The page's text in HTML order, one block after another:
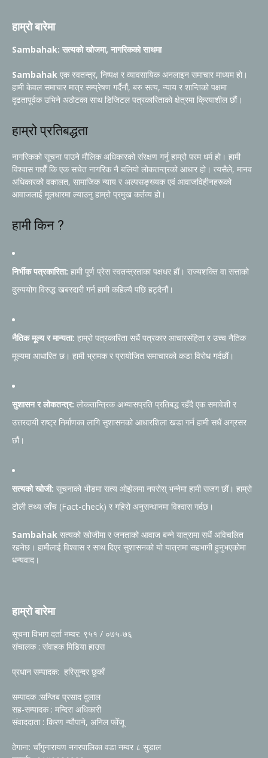
हाम्रो बारेमा
Sambahak: सत्यको खोजमा, नागरिकको साथमा
Sambahak एक स्वतन्त्र, निष्पक्ष र व्यावसायिक अनलाइन समाचार माध्यम हो।
हामी केवल समाचार मात्र सम्प्रेषण गर्दैनौं, बरु सत्य, न्याय र शान्तिको पक्षमा
दृढतापूर्वक उभिने अठोटका साथ डिजिटल पत्रकारिताको क्षेत्रमा क्रियाशील छौं।
हाम्रो प्रतिबद्धता
नागरिकको सूचना पाउने मौलिक अधिकारको संरक्षण गर्नु हाम्रो परम धर्म हो। हामी
विश्वास गर्छौं कि एक सचेत नागरिक नै बलियो लोकतन्त्रको आधार हो। त्यसैले, मानव
अधिकारको वकालत, सामाजिक न्याय र अल्पसङ्ख्यक एवं आवाजविहीनहरूको
आवाजलाई मूलधारमा ल्याउनु हाम्रो प्रमुख कर्तव्य हो।
हामी किन ?
निर्भीक पत्रकारिता: हामी पूर्ण प्रेस स्वतन्त्रताका पक्षधर हौं। राज्यशक्ति वा सत्ताको
दुरुपयोग विरुद्ध खबरदारी गर्न हामी कहिल्यै पछि हट्दैनौं।
नैतिक मूल्य र मान्यता: हाम्रो पत्रकारिता सधैं पत्रकार आचारसंहिता र उच्च नैतिक
मूल्यमा आधारित छ। हामी भ्रामक र प्रायोजित समाचारको कडा विरोध गर्दछौं।
सुशासन र लोकतन्त्र: लोकतान्त्रिक अभ्यासप्रति प्रतिबद्ध रहँदै एक समावेशी र
उत्तरदायी राष्ट्र निर्माणका लागि सुशासनको आधारशिला खडा गर्न हामी सधैं अग्रसर
छौं।
सत्यको खोजी: सूचनाको भीडमा सत्य ओझेलमा नपरोस् भन्नेमा हामी सजग छौं। हाम्रो
टोली तथ्य जाँच (Fact-check) र गहिरो अनुसन्धानमा विश्वास गर्दछ।
Sambahak सत्यको खोजीमा र जनताको आवाज बन्ने यात्रामा सधैं अविचलित
रहनेछ। हामीलाई विश्वास र साथ दिएर सुशासनको यो यात्रामा सहभागी हुनुभएकोमा
धन्यवाद।
हाम्रो बारेमा
सूचना विभाग दर्ता नम्वर: ९५१ / ०७५-७६
संचालक : संवाहक मिडिया हाउस
प्रधान सम्पादक: हरिसुन्दर छुकाँ
सम्पादक :सन्जिब प्रसाद दुलाल
सह-सम्पादक : मन्दिरा अधिकारी
संवाददाता : किरण न्यौपाने, अनिल फोँजू
ठेगाना: चाँगुनारायण नगरपालिका वडा नम्वर ८ सुडाल